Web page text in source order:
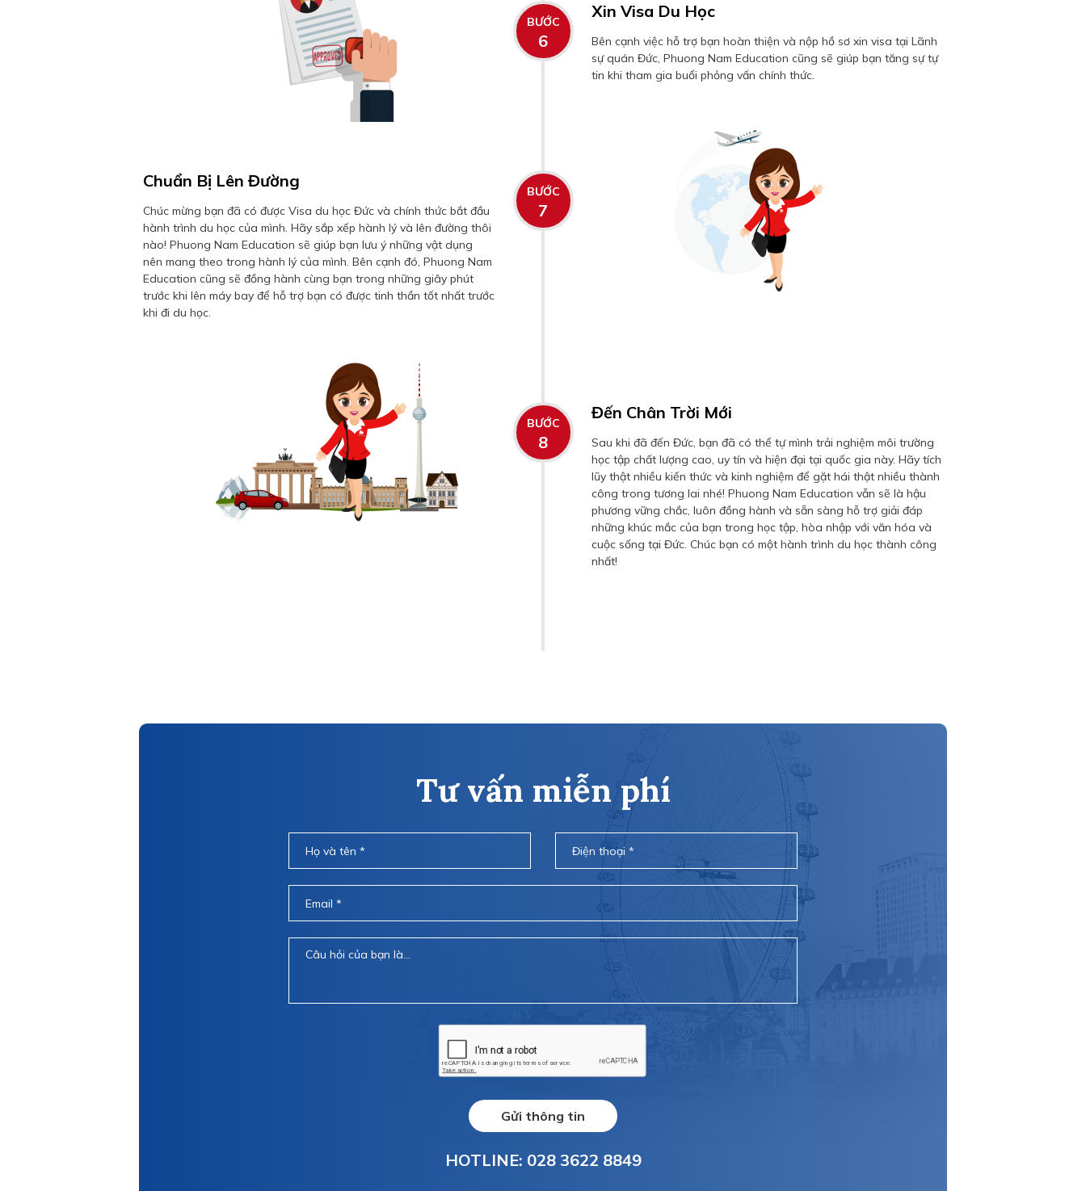
BƯỚC
6
Xin Visa Du Học
Bên cạnh việc hỗ trợ bạn hoàn thiện và nộp hồ sơ xin visa tại Lãnh
sự quán Đức, Phuong Nam Education cũng sẽ giúp bạn tăng sự tự
tin khi tham gia buổi phỏng vấn chính thức.
BƯỚC
7
Chuẩn Bị Lên Đường
Chúc mừng bạn đã có được Visa du học Đức và chính thức bắt đầu
hành trình du học của mình. Hãy sắp xếp hành lý và lên đường thôi
nào! Phuong Nam Education sẽ giúp bạn lưu ý những vật dụng
nên mang theo trong hành lý của mình. Bên cạnh đó, Phuong Nam
Education cũng sẽ đồng hành cùng bạn trong những giây phút
trước khi lên máy bay để hỗ trợ bạn có được tinh thần tốt nhất trước
khi đi du học.
BƯỚC
8
Đến Chân Trời Mới
Sau khi đã đến Đức, bạn đã có thể tự mình trải nghiệm môi trường
học tập chất lượng cao, uy tín và hiện đại tại quốc gia này. Hãy tích
lũy thật nhiều kiến thức và kinh nghiệm để gặt hái thật nhiều thành
công trong tương lai nhé! Phuong Nam Education vẫn sẽ là hậu
phương vững chắc, luôn đồng hành và sẵn sàng hỗ trợ giải đáp
những khúc mắc của bạn trong học tập, hòa nhập với văn hóa và
cuộc sống tại Đức. Chúc bạn có một hành trình du học thành công
nhất!
Tư vấn miễn phí
Gửi thông tin
HOTLINE: 028 3622 8849